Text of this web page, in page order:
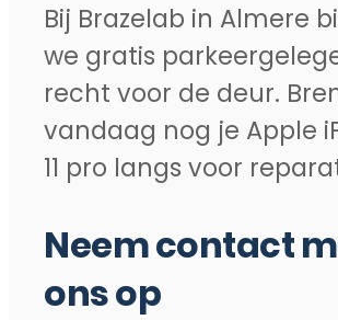
Bij Brazelab in Almere
we gratis
recht voor de deur.
vandaag nog je Apple
11 pro langs voor
Neem contact
ons op